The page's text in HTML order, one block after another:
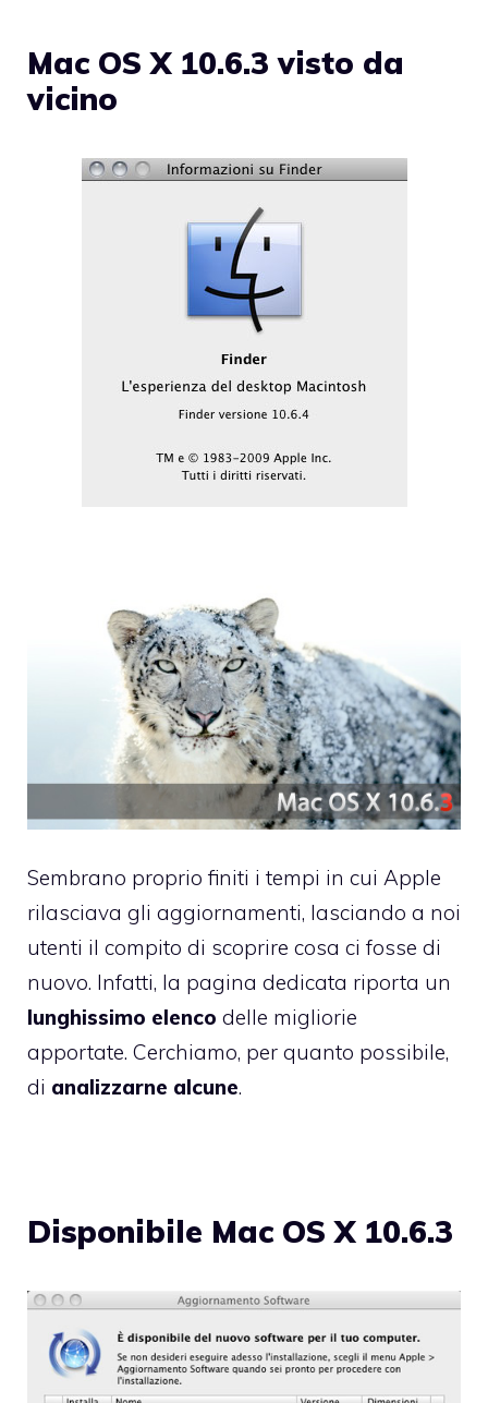
Mac OS X 10.6.3 visto da
vicino
Sembrano proprio finiti i tempi in cui Apple
rilasciava gli aggiornamenti, lasciando a noi
utenti il compito di scoprire cosa ci fosse di
nuovo. Infatti, la pagina dedicata riporta un
lunghissimo elenco delle migliorie
apportate. Cerchiamo, per quanto possibile,
di analizzarne alcune.
Disponibile Mac OS X 10.6.3